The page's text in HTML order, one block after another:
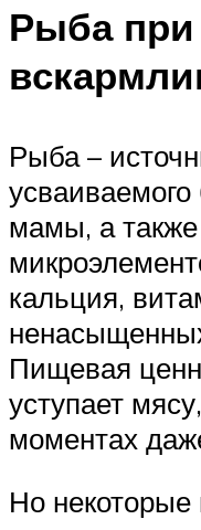
Рыба при
Рыба –
мамы, а также
кальция,
Пищевая
уступает
моментах
Но